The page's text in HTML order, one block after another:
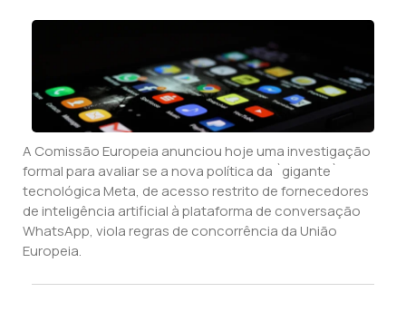
A Comissão Europeia anunciou hoje uma investigação
formal para avaliar se a nova política da `gigante`
tecnológica Meta, de acesso restrito de fornecedores
de inteligência artificial à plataforma de conversação
WhatsApp, viola regras de concorrência da União
Europeia.